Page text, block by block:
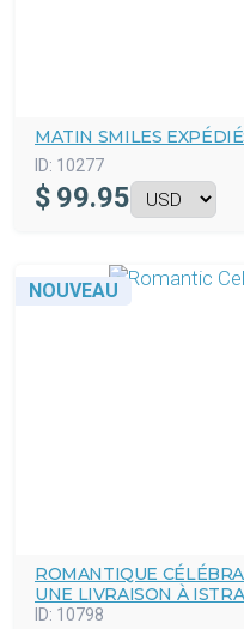
MATIN SMILES
ID: 10277
$ 99.95
NOUVEAU
ROMANTIQUE
UNE LIVRAISON À
ID: 10798